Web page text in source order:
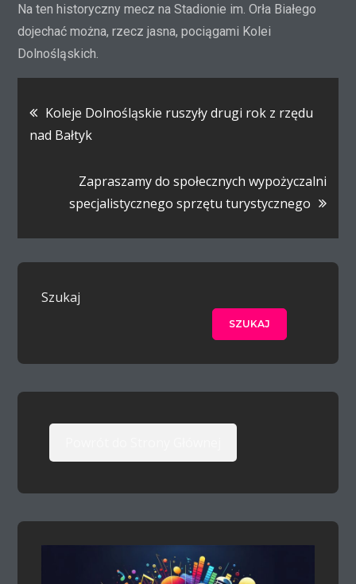
Na ten historyczny mecz na Stadionie im. Orła Białego
dojechać można, rzecz jasna, pociągami Kolei
Dolnośląskich.
Nawigacja
wpisu
Koleje Dolnośląskie ruszyły drugi rok z rzędu
nad Bałtyk
Zapraszamy do społecznych wypożyczalni
specjalistycznego sprzętu turystycznego
Szukaj
SZUKAJ